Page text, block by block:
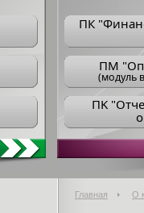
ПК
ПM
(модуль
ПK
Главная О